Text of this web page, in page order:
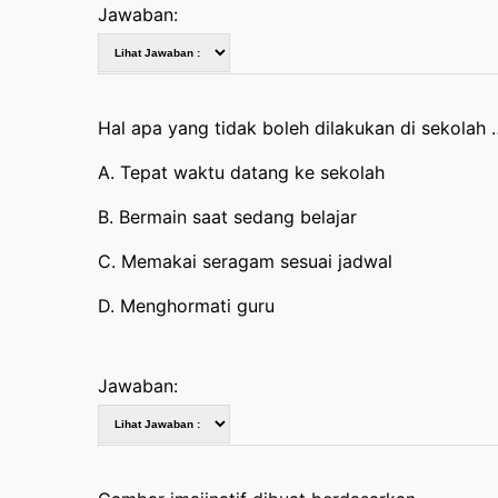
Jawaban:
Hal apa yang tidak boleh dilakukan di sekolah
A. Tepat waktu datang ke sekolah
B. Bermain saat sedang belajar
C. Memakai seragam sesuai jadwal
D. Menghormati guru
Jawaban: